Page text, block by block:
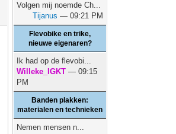
Volgen mij noemde Ch...
Tijanus — 09:21 PM
Flevobike en trike,
nieuwe eigenaren?
Ik had op de flevobi...
Willeke_IGKT — 09:15
PM
Banden plakken:
materialen en technieken
Nemen mensen n...